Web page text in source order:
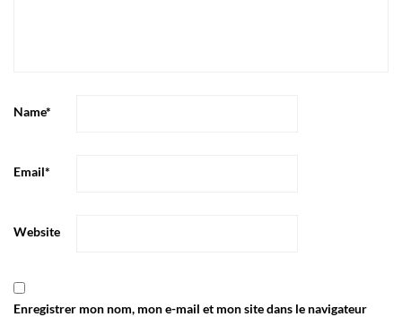
Name*
Email*
Website
Enregistrer mon nom, mon e-mail et mon site dans le navigateur